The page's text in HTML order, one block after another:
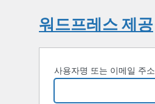
워드프레스 제공
사용자명 또는 이메일 주소